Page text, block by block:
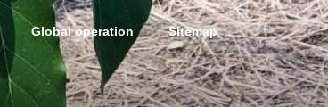
Global operation Sitemap